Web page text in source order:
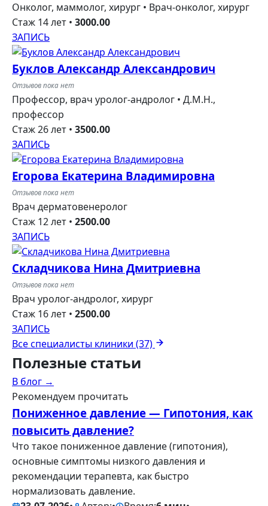
Онколог, маммолог, хирург • Врач-онколог, хирург
Стаж 14 лет • 3000.00
ЗАПИСЬ
Буклов Александр Александрович
Отзывов пока нет
Профессор, врач уролог-андролог • Д.М.Н.,
профессор
Стаж 26 лет • 3500.00
ЗАПИСЬ
Егорова Екатерина Владимировна
Отзывов пока нет
Врач дерматовенеролог
Стаж 12 лет • 2500.00
ЗАПИСЬ
Складчикова Нина Дмитриевна
Отзывов пока нет
Врач уролог-андролог, хирург
Стаж 16 лет • 2500.00
ЗАПИСЬ
Все специалисты клиники (37)
Полезные статьи
В блог →
Рекомендуем прочитать
Пониженное давление — Гипотония, как
повысить давление?
Что такое пониженное давление (гипотония),
основные симптомы низкого давления и
рекомендации терапевта, как быстро
нормализовать давление.